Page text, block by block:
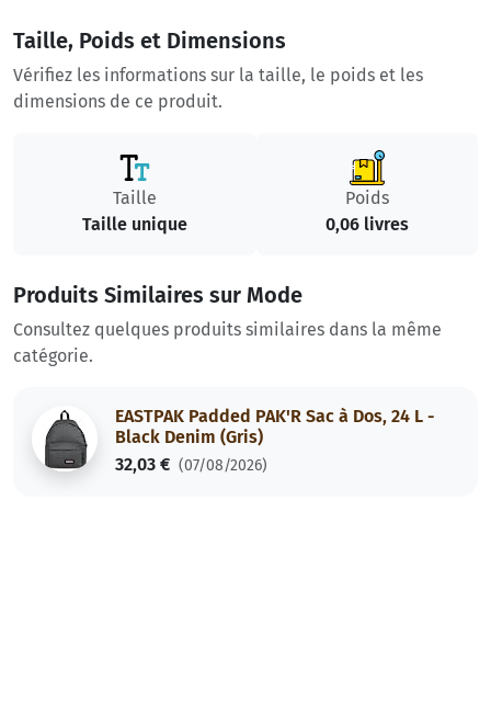
Taille, Poids et Dimensions
Vérifiez les informations sur la taille, le poids et les
dimensions de ce produit.
Taille
Taille unique
Poids
0,06 livres
Produits Similaires sur Mode
Consultez quelques produits similaires dans la même
catégorie.
EASTPAK Padded PAK'R Sac à Dos, 24 L -
Black Denim (Gris)
32,03 € (07/08/2026)